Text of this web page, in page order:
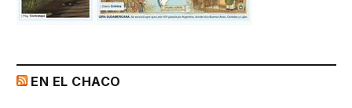
EN EL CHACO